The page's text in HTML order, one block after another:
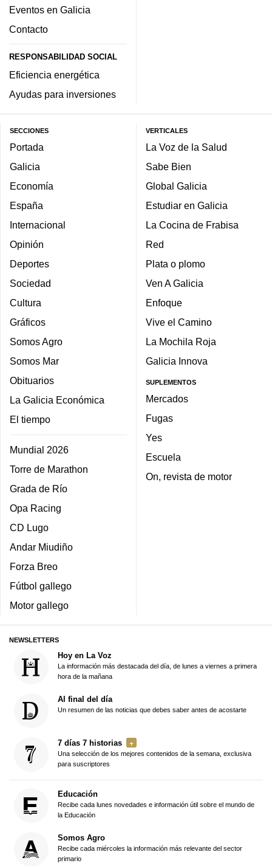
Eventos en Galicia
Contacto
RESPONSABILIDAD SOCIAL
Eficiencia energética
Ayudas para inversiones
SECCIONES
Portada
Galicia
Economía
España
Internacional
Opinión
Deportes
Sociedad
Cultura
Gráficos
Somos Agro
Somos Mar
Obituarios
La Galicia Económica
El tiempo
Mundial 2026
Torre de Marathon
Grada de Río
Opa Racing
CD Lugo
Andar Miudiño
Forza Breo
Fútbol gallego
Motor gallego
VERTICALES
La Voz de la Salud
Sabe Bien
Global Galicia
Estudiar en Galicia
La Cocina de Frabisa
Red
Plata o plomo
Ven A Galicia
Enfoque
Vive el Camino
La Mochila Roja
Galicia Innova
SUPLEMENTOS
Mercados
Fugas
Yes
Escuela
On, revista de motor
NEWSLETTERS
Hoy en La Voz
La información más destacada del día, de lunes a viernes a primera
hora de la mañana
Al final del día
Un resumen de las noticias que debes saber antes de acostarte
7 días 7 historias
Una selección de los mejores contenidos de la semana, exclusiva
para suscriptores
Educación
Recibe cada lunes novedades e información útil sobre el mundo de
la Educación
Somos Agro
Recibe cada miércoles la información más relevante del sector
primario